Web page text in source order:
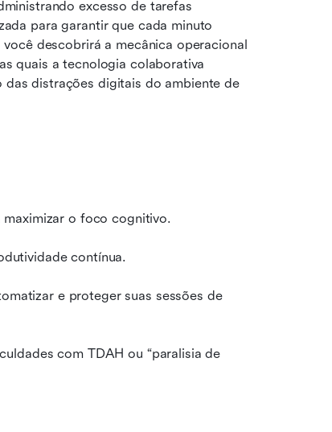
excesso de tarefas
para garantir que cada minuto
descobrirá a mecânica operacional
quais a tecnologia colaborativa
distrações digitais do ambiente de
o foco cognitivo.
contínua.
e proteger suas sessões de
com TDAH ou “paralisia de